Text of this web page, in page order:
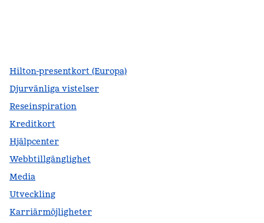
Hilton-presentkort (Europa)
Djurvänliga vistelser
Reseinspiration
Kreditkort
Hjälpcenter
Webbtillgänglighet
Media
Utveckling
Karriärmöjligheter